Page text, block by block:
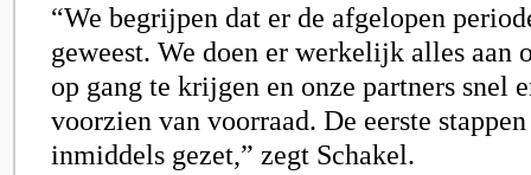
“We begrijpen dat er de afgelopen
geweest. We doen er werkelijk alles aan
op gang te krijgen en onze partners snel
voorzien van voorraad. De eerste
inmiddels gezet,” zegt Schakel.